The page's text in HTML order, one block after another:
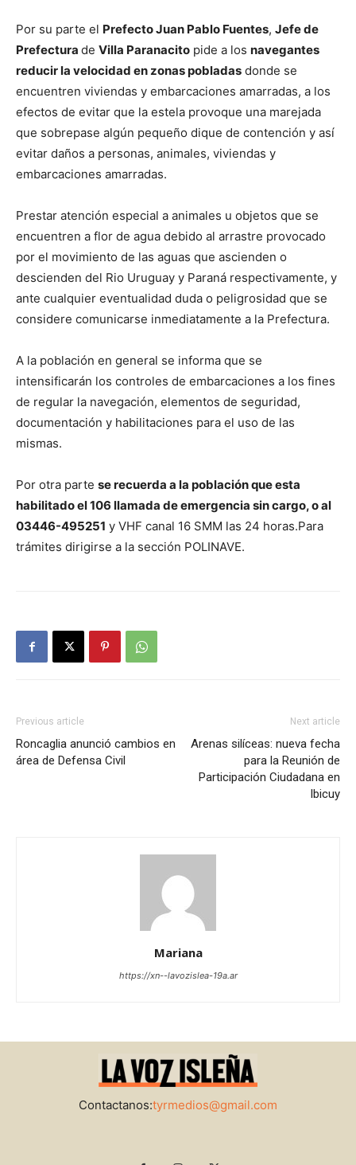
Por su parte el Prefecto Juan Pablo Fuentes, Jefe de
Prefectura de Villa Paranacito pide a los navegantes
reducir la velocidad en zonas pobladas donde se
encuentren viviendas y embarcaciones amarradas, a los
efectos de evitar que la estela provoque una marejada
que sobrepase algún pequeño dique de contención y así
evitar daños a personas, animales, viviendas y
embarcaciones amarradas.
Prestar atención especial a animales u objetos que se
encuentren a flor de agua debido al arrastre provocado
por el movimiento de las aguas que ascienden o
descienden del Rio Uruguay y Paraná respectivamente, y
ante cualquier eventualidad duda o peligrosidad que se
considere comunicarse inmediatamente a la Prefectura.
A la población en general se informa que se
intensificarán los controles de embarcaciones a los fines
de regular la navegación, elementos de seguridad,
documentación y habilitaciones para el uso de las
mismas.
Por otra parte se recuerda a la población que esta
habilitado el 106 llamada de emergencia sin cargo, o al
03446-495251 y VHF canal 16 SMM las 24 horas.Para
trámites dirigirse a la sección POLINAVE.
Previous article
Roncaglia anunció cambios en
área de Defensa Civil
Next article
Arenas silíceas: nueva fecha
para la Reunión de
Participación Ciudadana en
Ibicuy
Mariana
https://xn--lavozislea-19a.ar
Contactanos:tyrmedios@gmail.com